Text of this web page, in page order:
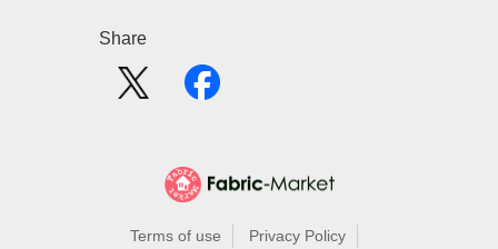
Share
Terms of use Privacy Policy